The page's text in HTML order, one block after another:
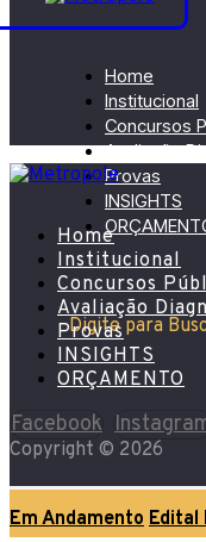
Home
Institucional
Concursos
Avaliação
Provas
INSIGHTS
Digite para
Home
Institucional
Concursos
Avaliação
Provas
INSIGHTS
ORÇAMENTO
Facebook
Copyright © 2026
Em Andamento Edital